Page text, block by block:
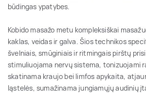
būdingas ypatybes.
Kobido masažo metu kompleksiškai
kaklas, veidas ir galva. Šios technikos
švelniais, smūginiais ir ritmingais pirštų
stimuliuojama nervų sistema, tonizuojami
skatinama kraujo bei limfos apykaita,
ląstelės, sumažinama jungiamųjų audinių